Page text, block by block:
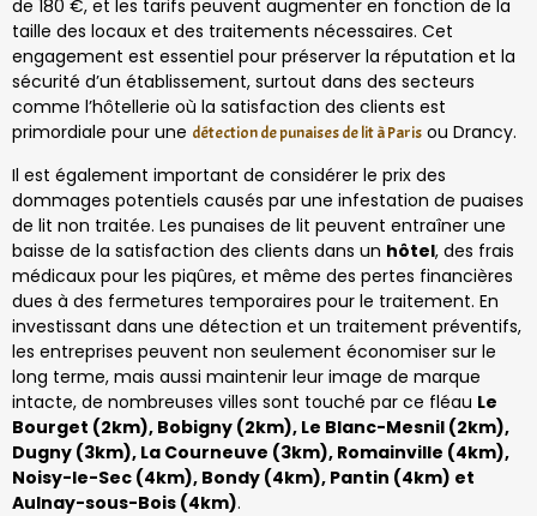
de 180 €, et les tarifs peuvent augmenter en fonction de la
taille des locaux et des traitements nécessaires. Cet
engagement est essentiel pour préserver la réputation et la
sécurité d’un établissement, surtout dans des secteurs
comme l’hôtellerie où la satisfaction des clients est
primordiale pour une détection de punaises de lit à Paris ou Drancy.
Il est également important de considérer le prix des
dommages potentiels causés par une infestation de puaises
de lit non traitée. Les punaises de lit peuvent entraîner une
baisse de la satisfaction des clients dans un hôtel, des frais
médicaux pour les piqûres, et même des pertes financières
dues à des fermetures temporaires pour le traitement. En
investissant dans une détection et un traitement préventifs,
les entreprises peuvent non seulement économiser sur le
long terme, mais aussi maintenir leur image de marque
intacte, de nombreuses villes sont touché par ce fléau Le
Bourget (2km), Bobigny (2km), Le Blanc-Mesnil (2km),
Dugny (3km), La Courneuve (3km), Romainville (4km),
Noisy-le-Sec (4km), Bondy (4km), Pantin (4km) et
Aulnay-sous-Bois (4km).